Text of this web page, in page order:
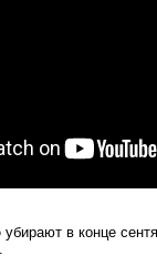
убирают в конце